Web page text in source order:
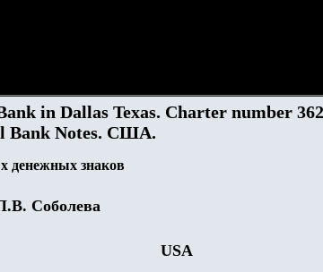
in Dallas Texas. Charter number
Bank Notes. США.
денежных знаков
Соболева
USA